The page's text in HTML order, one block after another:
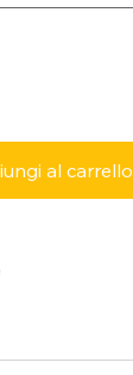
al carrello